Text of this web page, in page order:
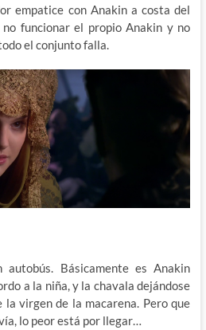
empatice con Anakin a costa del
funcionar el propio Anakin y no
el conjunto falla.
Básicamente es Anakin
a la niña, y la chavala dejándose
virgen de la macarena. Pero que
lo peor está por llegar…